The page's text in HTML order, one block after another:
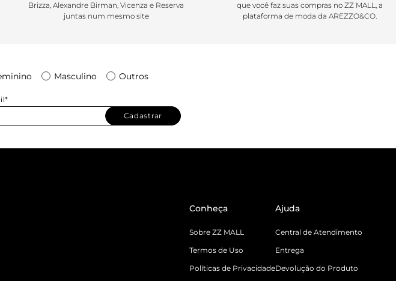
Brizza, Alexandre Birman, Vicenza e Reserva
juntas num mesmo site
que você faz suas compras no ZZ MALL, a
plataforma de moda da AREZZO&CO.
Masculino Outros
Cadastrar
Conheça
Sobre ZZ MALL
Termos de Uso
Políticas de Privacidade
Ajuda
Central de Atendimento
Entrega
Devolução do Produto